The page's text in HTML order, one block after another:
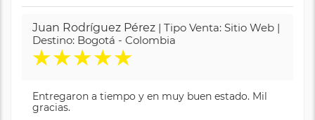
Juan Rodríguez Pérez | Tipo Venta: Sitio Web |
Destino: Bogotá - Colombia
★★★★★
Entregaron a tiempo y en muy buen estado. Mil
gracias.